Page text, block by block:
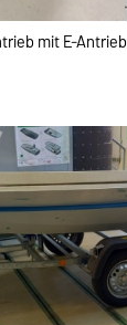
mit E-Antrieb